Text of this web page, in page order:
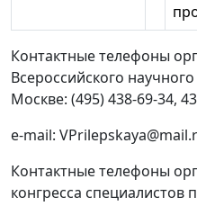
Контактные телефоны
Всероссийского
Москве: (495) 438-69-34,
e-mail:
Контактные телефоны
конгресса